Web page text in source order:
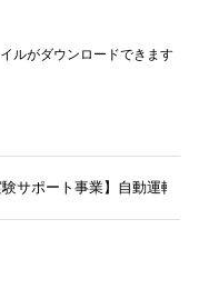
ルがダウンロードできます
験サポート事業】自動運転